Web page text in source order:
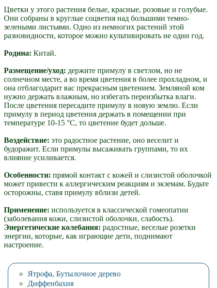
Цветки у этого растения белые, красные, розовые и голубые.
Они собраны в круглые соцветия над большими темно-
зелеными листьями. Одно из немногих растений этой
разновидности, которое можно культивировать не один год.
Родина: Китай.
Размещение/уход: держите примулу в светлом, но не
солнечном месте, а во время цветения в более прохладном, и
она отблагодарит вас прекрасным цветением. Земляной ком
нужно держать влажным, но избегать переизбытка влаги.
После цветения пересадите примулу в новую землю. Если
примулу в период цветения держать в помещении при
температуре 10-15 °С, то цветение будет дольше.
Воздействие: это радостное растение, оно веселит и
будоражит. Если примулы высаживать группами, то их
влияние усиливается.
Особенности: прямой контакт с кожей и слизистой оболочкой
может привести к аллергическим реакциям и экземам. Будьте
осторожны, ставя примулу вблизи детей.
Применение: используется в классической гомеопатии
(заболевания кожи, слизистой оболочки, слабость).
Энергетические колебания: радостные, веселые розетки
энергии, которые, как играющие дети, поднимают
настроение.
Ятрофа, Бутылочное дерево
Диффенбахия